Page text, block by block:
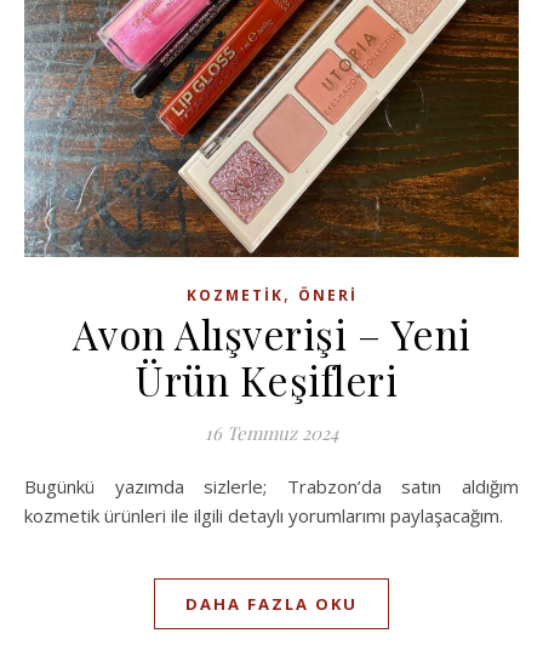
KOZMETIK, ÖNERI
Avon Alışverişi – Yeni
Ürün Keşifleri
16 Temmuz 2024
Bugünkü yazımda sizlerle; Trabzon’da satın aldığım
kozmetik ürünleri ile ilgili detaylı yorumlarımı paylaşacağım.
DAHA FAZLA OKU